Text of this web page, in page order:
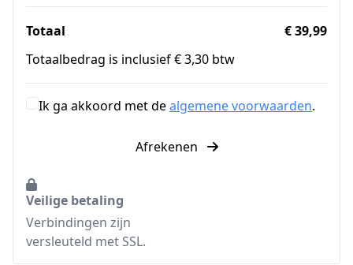
Totaal
€ 39,99
Totaalbedrag is inclusief € 3,30 btw
Ik ga akkoord met dealgemene voorwaarden.
Afrekenen
Veilige betaling
Verbindingen zijn
versleuteld met SSL.